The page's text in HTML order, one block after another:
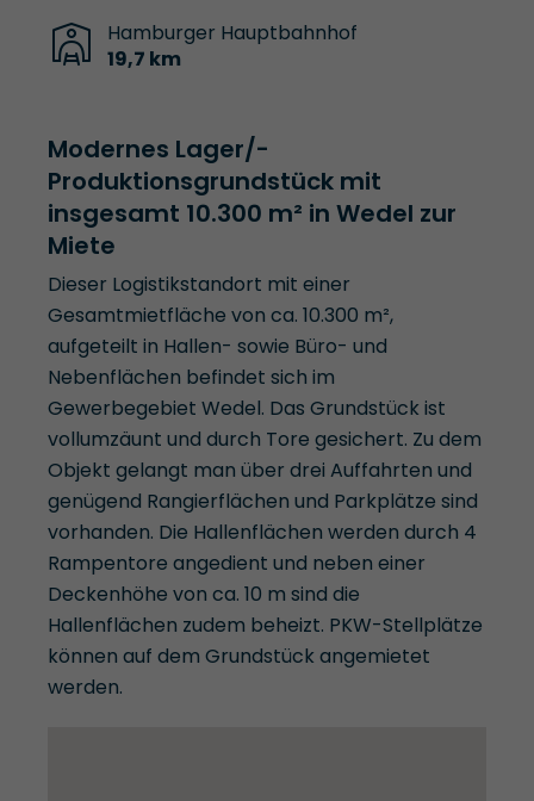
Hamburger Hauptbahnhof
19,7 km
Modernes Lager/-
Produktionsgrundstück mit
insgesamt 10.300 m² in Wedel zur
Miete
Dieser Logistikstandort mit einer
Gesamtmietfläche von ca. 10.300 m²,
aufgeteilt in Hallen- sowie Büro- und
Nebenflächen befindet sich im
Gewerbegebiet Wedel. Das Grundstück ist
vollumzäunt und durch Tore gesichert. Zu dem
Objekt gelangt man über drei Auffahrten und
genügend Rangierflächen und Parkplätze sind
vorhanden. Die Hallenflächen werden durch 4
Rampentore angedient und neben einer
Deckenhöhe von ca. 10 m sind die
Hallenflächen zudem beheizt. PKW-Stellplätze
können auf dem Grundstück angemietet
werden.